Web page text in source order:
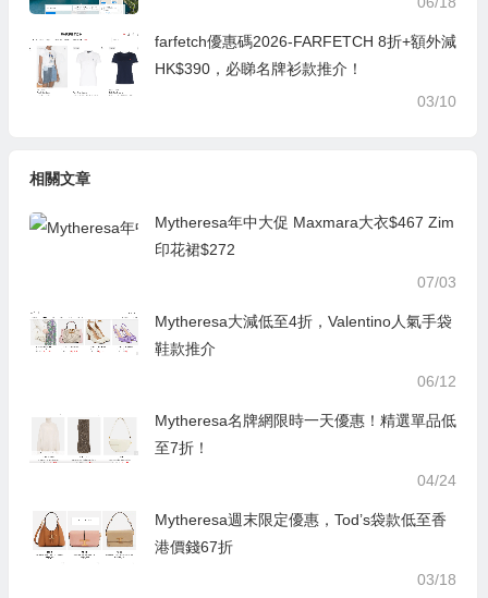
farfetch優惠碼2026-FARFETCH 8折+額外減
HK$390，必睇名牌衫款推介！
03/10
相關文章
Mytheresa年中大促 Maxmara大衣$467 Zim
印花裙$272
07/03
Mytheresa大減低至4折，Valentino人氣手袋
鞋款推介
06/12
Mytheresa名牌網限時一天優惠！精選單品低
至7折！
04/24
Mytheresa週末限定優惠，Tod’s袋款低至香
港價錢67折
03/18